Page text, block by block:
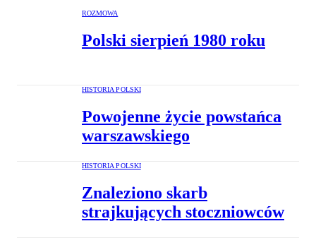
ROZMOWA
Polski sierpień 1980 roku
HISTORIA POLSKI
Powojenne życie powstańca
warszawskiego
HISTORIA POLSKI
Znaleziono skarb
strajkujących stoczniowców